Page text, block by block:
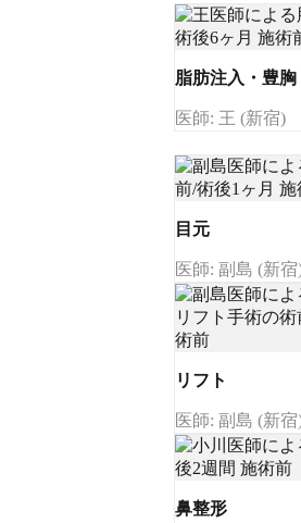
脂肪注入・豊胸
医師: 王 (新宿)
目元
医師: 副島 (新宿
リフト
医師: 副島 (新宿
鼻整形